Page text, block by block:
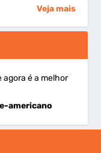
Veja mais
agora é a melhor
americano